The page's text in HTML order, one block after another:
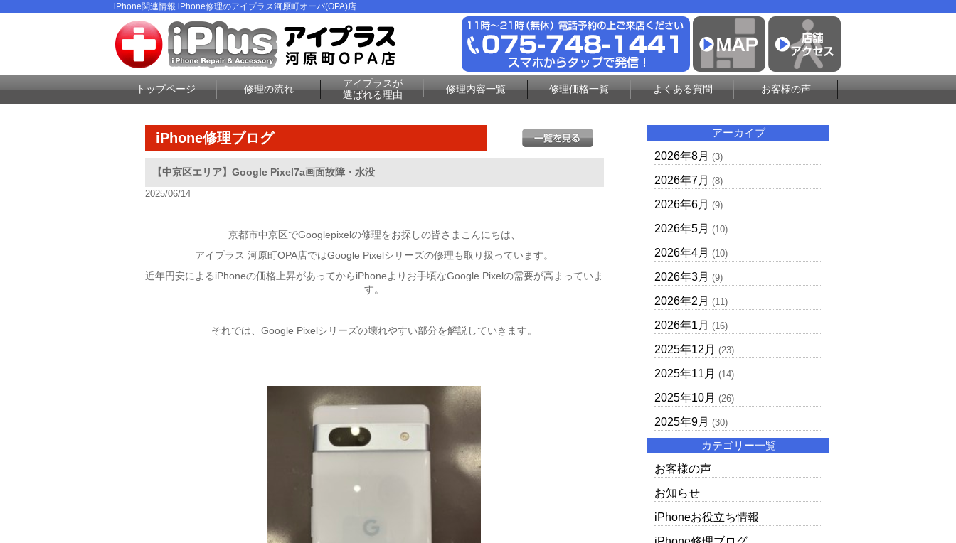
iPhone関連情報 iPhone修理のアイプラス河原町オーパ(OPA)店
トップページ 修理の流れ
アイプラスが
選ばれる理由
修理内容一覧 修理価格一覧 よくある質問 お客様の声
iPhone修理ブログ
【中京区エリア】Google Pixel7a画面故障・水没
2025/06/14
京都市中京区でGooglepixelの修理をお探しの皆さまこんにちは、
アイプラス 河原町OPA店ではGoogle Pixelシリーズの修理も取り扱っています。
近年円安によるiPhoneの価格上昇があってからiPhoneよりお手頃なGoogle Pixelの需要が高まっていま
す。
それでは、Google Pixelシリーズの壊れやすい部分を解説していきます。
アーカイブ
2026年8月 (3)
2026年7月 (8)
2026年6月 (9)
2026年5月 (10)
2026年4月 (10)
2026年3月 (9)
2026年2月 (11)
2026年1月 (16)
2025年12月 (23)
2025年11月 (14)
2025年10月 (26)
2025年9月 (30)
カテゴリー一覧
お客様の声
お知らせ
iPhoneお役立ち情報